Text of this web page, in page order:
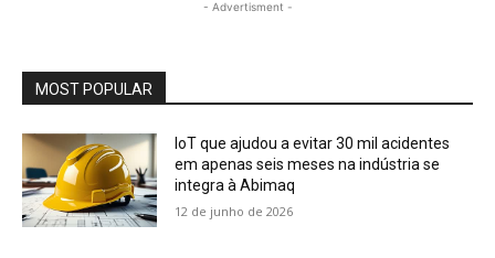
- Advertisment -
MOST POPULAR
IoT que ajudou a evitar 30 mil acidentes
em apenas seis meses na indústria se
integra à Abimaq
12 de junho de 2026